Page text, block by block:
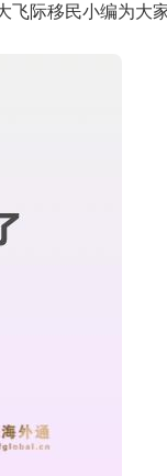
际移民小编为大